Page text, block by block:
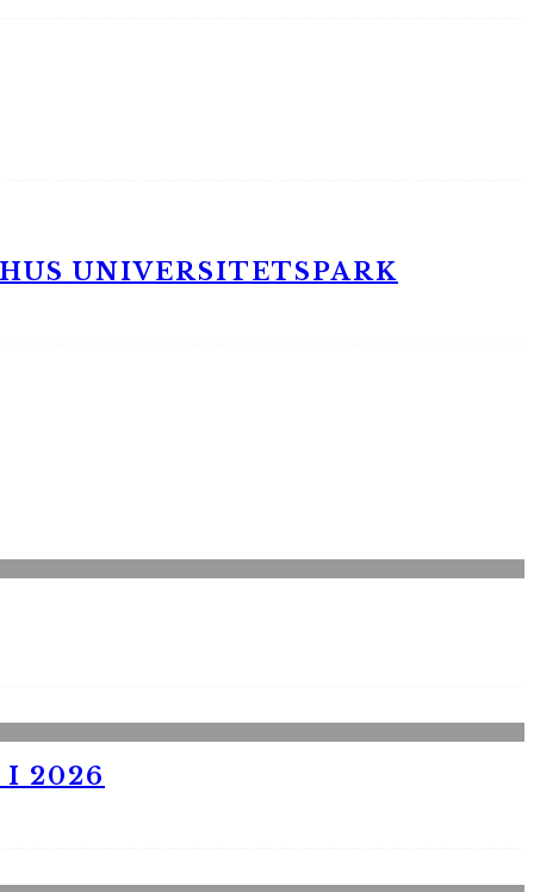
UNIVERSITETSPARK
I 2026